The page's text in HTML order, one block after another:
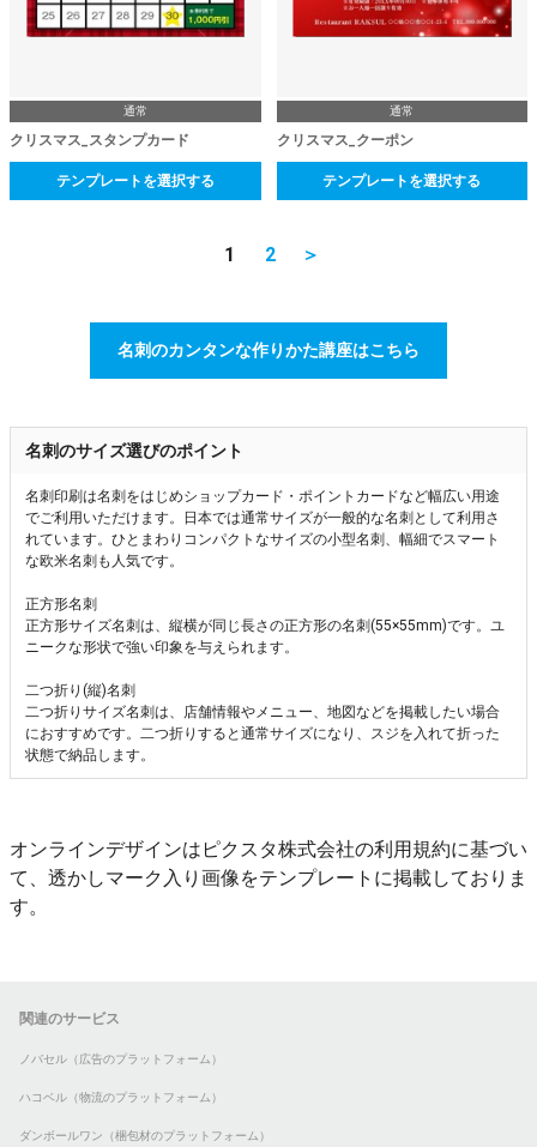
通常
クリスマス_スタンプカード
テンプレートを選択する
通常
クリスマス_クーポン
テンプレートを選択する
1 2 ＞
名刺のカンタンな作りかた講座はこちら
名刺のサイズ選びのポイント
名刺印刷は名刺をはじめショップカード・ポイントカードなど幅広い用途
でご利用いただけます。日本では通常サイズが一般的な名刺として利用さ
れています。ひとまわりコンパクトなサイズの小型名刺、幅細でスマート
な欧米名刺も人気です。
正方形名刺
正方形サイズ名刺は、縦横が同じ長さの正方形の名刺(55×55mm)です。ユ
ニークな形状で強い印象を与えられます。
二つ折り(縦)名刺
二つ折りサイズ名刺は、店舗情報やメニュー、地図などを掲載したい場合
におすすめです。二つ折りすると通常サイズになり、スジを入れて折った
状態で納品します。
オンラインデザインはピクスタ株式会社の利用規約に基づい
て、透かしマーク入り画像をテンプレートに掲載しておりま
す。
関連のサービス
ノバセル（広告のプラットフォーム）
ハコベル（物流のプラットフォーム）
ダンボールワン（梱包材のプラットフォーム）